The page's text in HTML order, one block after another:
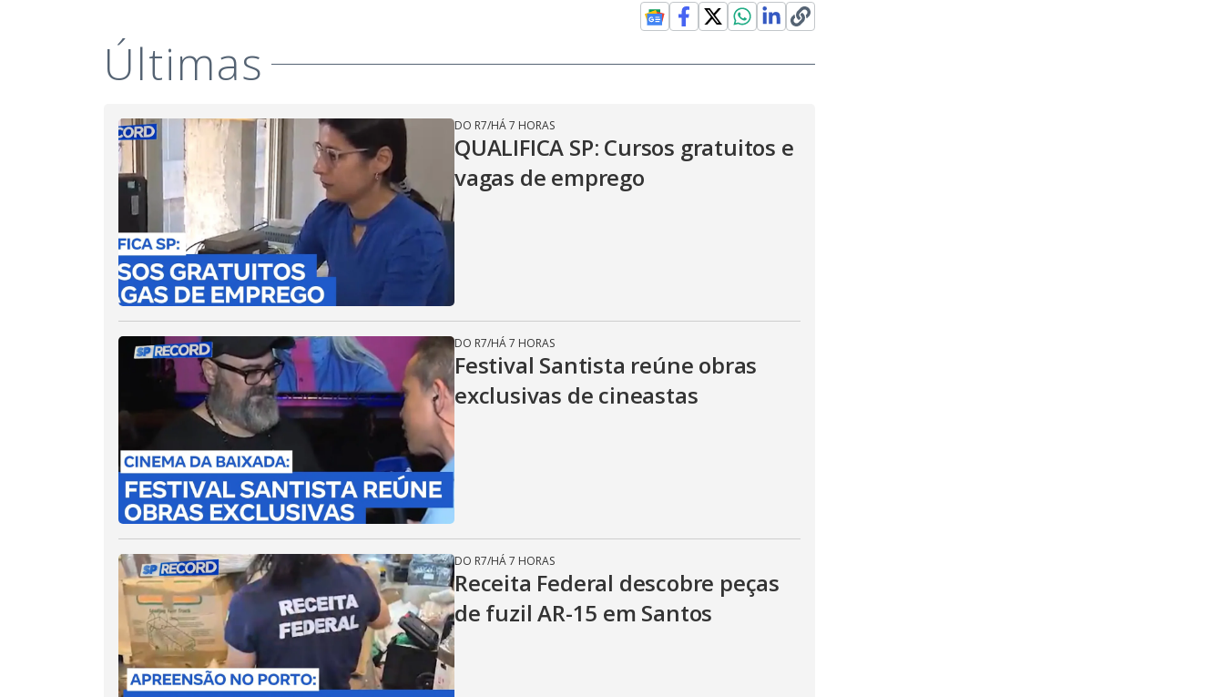
Últimas
DO R7/HÁ 7 HORAS
QUALIFICA SP: Cursos gratuitos e
vagas de emprego
DO R7/HÁ 7 HORAS
Festival Santista reúne obras
exclusivas de cineastas
DO R7/HÁ 7 HORAS
Receita Federal descobre peças
de fuzil AR-15 em Santos